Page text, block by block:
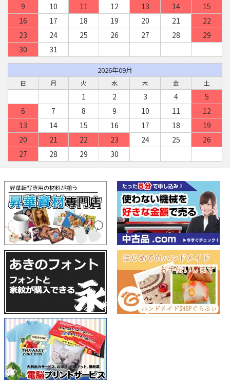
9
10 11 12 13 14
15
16
17 18 19 20 21
22
23
24 25 26 27 28
29
30
31
2026年09月
日 月 火 水 木 金 土
1 2 3 4
5
6
7 8 9 10 11
12
13
14 15 16 17 18
19
20
21 22 23 24 25
26
27
28 29 30